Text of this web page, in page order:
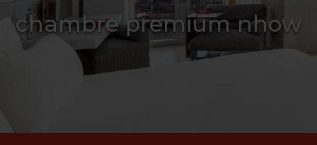
chambre premium nhow